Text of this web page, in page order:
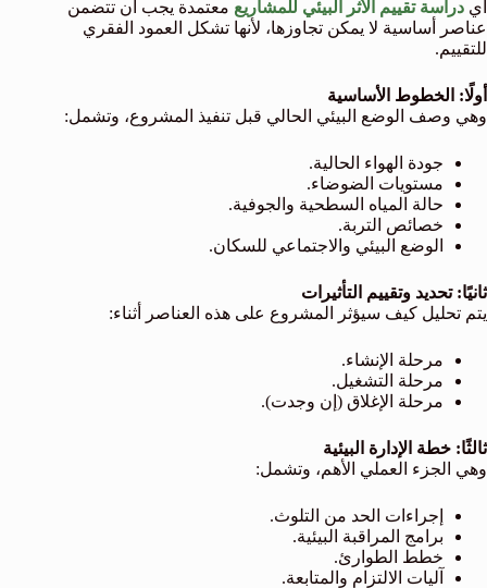
أي دراسة تقييم الأثر البيئي للمشاريع معتمدة يجب أن تتضمن
عناصر أساسية لا يمكن تجاوزها، لأنها تشكل العمود الفقري
للتقييم.
أولًا: الخطوط الأساسية
وهي وصف الوضع البيئي الحالي قبل تنفيذ المشروع، وتشمل:
جودة الهواء الحالية.
مستويات الضوضاء.
حالة المياه السطحية والجوفية.
خصائص التربة.
الوضع البيئي والاجتماعي للسكان.
ثانيًا: تحديد وتقييم التأثيرات
يتم تحليل كيف سيؤثر المشروع على هذه العناصر أثناء:
مرحلة الإنشاء.
مرحلة التشغيل.
مرحلة الإغلاق (إن وجدت).
ثالثًا: خطة الإدارة البيئية
وهي الجزء العملي الأهم، وتشمل:
إجراءات الحد من التلوث.
برامج المراقبة البيئية.
خطط الطوارئ.
آليات الالتزام والمتابعة.